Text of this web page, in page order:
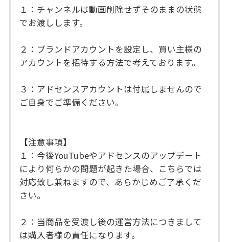
１：チャンネルは動画削除せずそのままの状態
でお渡しします。
２：ブランドアカウントを設定し、買い主様の
アカウントを招待する方法で考えております。
３：アドセンスアカウントは付属しませんので
ご自身でご準備ください。
【注意事項】
１：今後YouTubeやアドセンスのアップデート
により何らかの問題が起きた場合、こちらでは
対応致し兼ねますので、あらかじめご了承くだ
さい。
２：当商品を受渡し後の運営方法につきまして
は購入者様の責任になります。